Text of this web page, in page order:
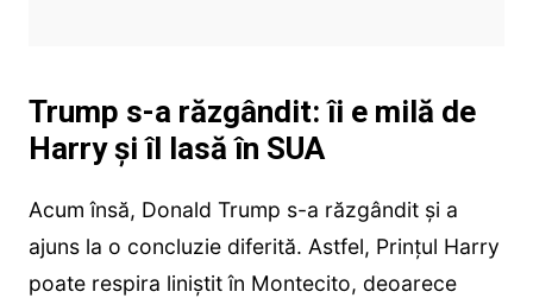
Trump s-a răzgândit: îi e milă de
Harry și îl lasă în SUA
Acum însă, Donald Trump s-a răzgândit și a
ajuns la o concluzie diferită. Astfel, Prințul Harry
poate respira liniștit în Montecito, deoarece